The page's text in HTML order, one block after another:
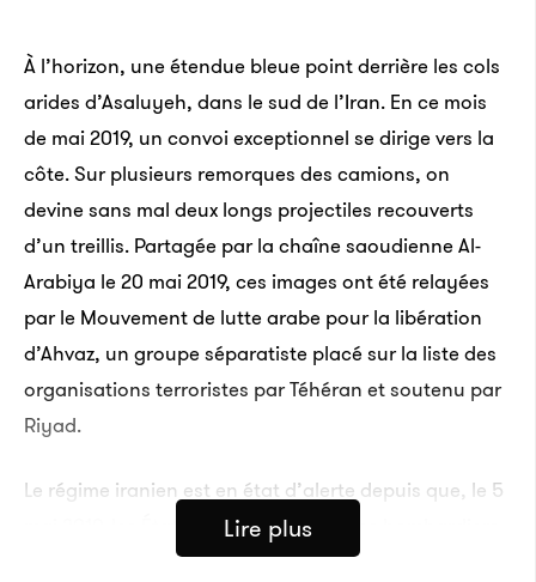
À l’horizon, une étendue bleue point derrière les cols
arides d’Asaluyeh, dans le sud de l’Iran. En ce mois
de mai 2019, un convoi exceptionnel se dirige vers la
côte. Sur plusieurs remorques des camions, on
devine sans mal deux longs projectiles recouverts
d’un treillis. Partagée par la chaîne saoudienne Al-
Arabiya le 20 mai 2019, ces images ont été relayées
par le Mouvement de lutte arabe pour la libération
d’Ahvaz, un groupe séparatiste placé sur la liste des
organisations terroristes par Téhéran et soutenu par
Riyad.
Le régime iranien est en état d’alerte depuis que, le 5
mai 2019, les États-Unis ont envoyé des bombardiers
B-52, un intercepteur de missiles Patriot, le porte-
Lire plus